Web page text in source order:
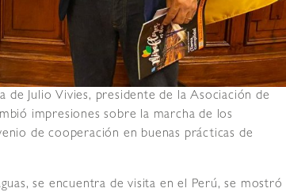
Julio Vivies, presidente de la Asociación de
impresiones sobre la marcha de los
de cooperación en buenas prácticas de
se encuentra de visita en el Perú, se mostró